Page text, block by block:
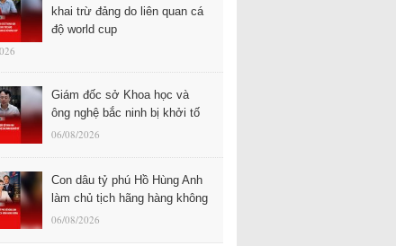
khai trừ đảng do liên quan cá
độ world cup
Giám đốc sở Khoa học và
ông nghệ bắc ninh bị khởi tố
06/08/2026
Con dâu tỷ phú Hồ Hùng Anh
làm chủ tịch hãng hàng không
06/08/2026